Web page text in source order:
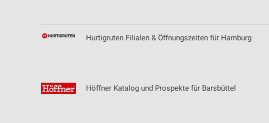
Hurtigruten Filialen & Öffnungszeiten für Hamburg
Höffner Katalog und Prospekte für Barsbüttel
Verwendung von Profilen zur Auswahl personalisierter Inhalte